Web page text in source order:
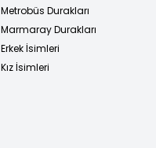
Metrobüs Durakları
Marmaray Durakları
Erkek İsimleri
Kız İsimleri